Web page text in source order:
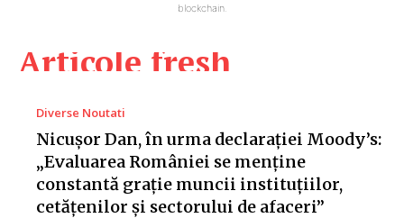
Articole fresh
Diverse Noutati
Nicușor Dan, în urma declarației Moody’s:
„Evaluarea României se menține
constantă grație muncii instituțiilor,
cetățenilor și sectorului de afaceri”
blockchain.